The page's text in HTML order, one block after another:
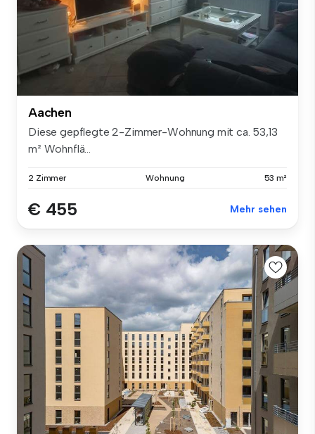
Aachen
Diese gepflegte 2-Zimmer-Wohnung mit ca. 53,13
m² Wohnflä...
2 Zimmer Wohnung 53 m²
€ 455 Mehr sehen